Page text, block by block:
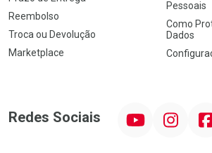
Reembolso
Troca ou Devolução
Marketplace
Pessoais
Como
Dados
Redes Sociais Instagram